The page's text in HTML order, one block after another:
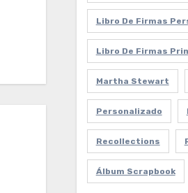
Libro De Firmas
Libro De Firmas
Martha Stewart
Personalizado
Recollections
Álbum Scrapbook